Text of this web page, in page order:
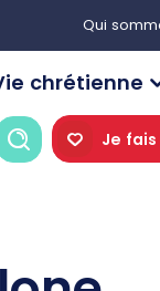
Qui
chrétienne
Recherche
Je